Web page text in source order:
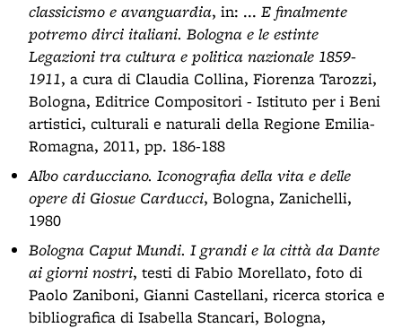
classicismo e avanguardia, in: ... E finalmente
potremo dirci italiani. Bologna e le estinte
Legazioni tra cultura e politica nazionale 1859-
1911, a cura di Claudia Collina, Fiorenza Tarozzi,
Bologna, Editrice Compositori - Istituto per i Beni
artistici, culturali e naturali della Regione Emilia-
Romagna, 2011, pp. 186-188
Albo carducciano. Iconografia della vita e delle
opere di Giosue Carducci, Bologna, Zanichelli,
1980
Bologna Caput Mundi. I grandi e la città da Dante
ai giorni nostri, testi di Fabio Morellato, foto di
Paolo Zaniboni, Gianni Castellani, ricerca storica e
bibliografica di Isabella Stancari, Bologna,